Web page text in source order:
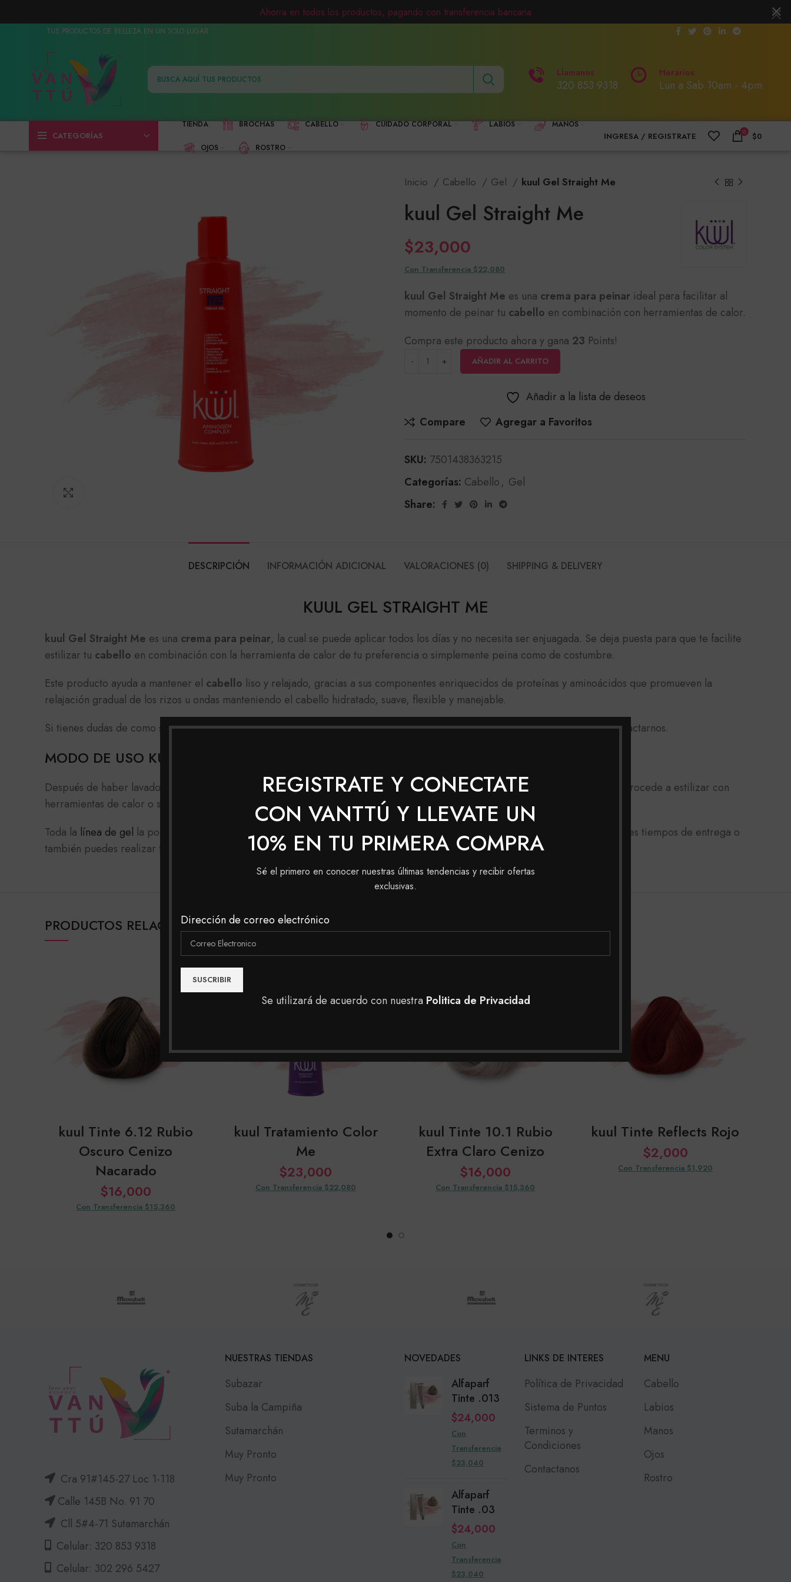
REGISTRATE Y CONECTATE
CON VANTTÚ Y LLEVATE UN
10% EN TU PRIMERA COMPRA
Sé el primero en conocer nuestras últimas tendencias y recibir ofertas
exclusivas.
Dirección de correo electrónico
Se utilizará de acuerdo con nuestra Politica de Privacidad
TUS PRODUCTOS DE BELLEZA EN UN SOLO LUGAR
Llamanos
320 853 9318
Horarios
Lun a Sab 10am - 4pm
CATEGORÍAS
TIENDA BROCHAS CABELLO CUIDADO CORPORAL LABIOS MANOS
OJOS ROSTRO
INGRESA / REGISTRATE 0 $0
Inicio Cabello Gel kuul Gel Straight Me
kuul Gel Straight Me
$23,000
Con Transferencia $22,080
kuul Gel Straight Me es una crema para peinar ideal para facilitar al
momento de peinar tu cabello en combinación con herramientas de calor.
Compra este producto ahora y gana 23 Points!
AÑADIR AL CARRITO
Añadir a la lista de deseos
Compare
Agregar a Favoritos
SKU: 7501438363215
Categorías: Cabello, Gel
Share:
DESCRIPCIÓN INFORMACIÓN ADICIONAL VALORACIONES (0) SHIPPING & DELIVERY
KUUL GEL STRAIGHT ME
kuul Gel Straight Me es una crema para peinar, la cual se puede aplicar todos los días y no necesita ser enjuagada. Se deja puesta para que te facilite
estilizar tu cabello en combinación con la herramienta de calor de tu preferencia o simplemente peina como de costumbre.
Este producto ayuda a mantener el cabello liso y relajado, gracias a sus componentes enriquecidos de proteínas y aminoácidos que promueven la
relajación gradual de los rizos u ondas manteniendo el cabello hidratado, suave, flexible y manejable.
Si tienes dudas de como suministrar o aplicar este producto de Kuul para el cabello o requieres una asesoría, no dudes en Contactarnos.
MODO DE USO KUUL GEL STRAIGHT ME
Después de haber lavado el cabello con tu Shampoo, aplica la gel sobre el cabello preferiblemente húmedo de raíz a puntas, procede a estilizar con
herramientas de calor o sólo peina como de costumbre. No es necesario enjuagar el producto.
Toda la línea de gel la podrás encontrar en nuestra tienda, puedes realizar tu pedido a domicilio a toda Colombia con los mejores tiempos de entrega o
también puedes realizar tu compra en nuestras tiendas físicas en Bogotá para tener una mejor asesoría.
PRODUCTOS RELACIONADOS
kuul Tinte 6.12 Rubio
Oscuro Cenizo
Nacarado
$16,000
Con Transferencia $15,360
SOLD
kuul Tratamiento Color
Me
$23,000
Con Transferencia $22,080
kuul Tinte 10.1 Rubio
Extra Claro Cenizo
$16,000
Con Transferencia $15,360
kuul Tinte Reflects Rojo
$2,000
Con Transferencia $1,920
Cra 91#145-27 Loc 1-118
Calle 145B No. 91 70
Cll 5#4-71 Sutamarchán
Celular: 320 853 9318
Celular: 302 296 5427
NUESTRAS TIENDAS
Subazar
Suba la Campiña
Sutamarchán
Muy Pronto
Muy Pronto
NOVEDADES
Alfaparf
Tinte .013
$24,000
Con
Transferencia
$23,040
Alfaparf
Tinte .03
$24,000
Con
Transferencia
$23,040
LINKS DE INTERES
Política de Privacidad
Sistema de Puntos
Terminos y
Condiciones
Contactanos
MENU
Cabello
Labios
Manos
Ojos
Rostro
Ahorra en todos los productos, pagando con transferencia bancaria